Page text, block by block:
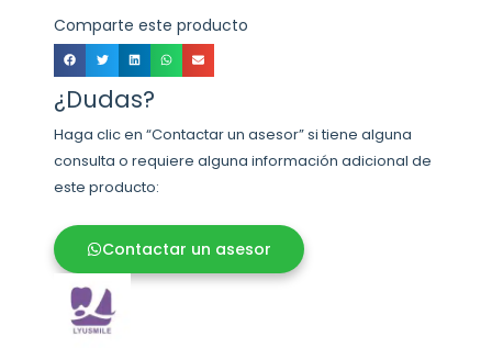
Comparte este producto
¿Dudas?
Haga clic en “Contactar un asesor” si tiene alguna
consulta o requiere alguna información adicional de
este producto:
Contactar un asesor